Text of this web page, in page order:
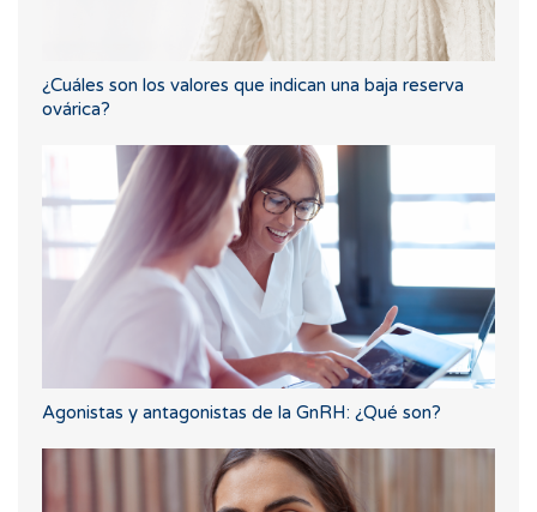
¿Cuáles son los valores que indican una baja reserva
ovárica?
Agonistas y antagonistas de la GnRH: ¿Qué son?